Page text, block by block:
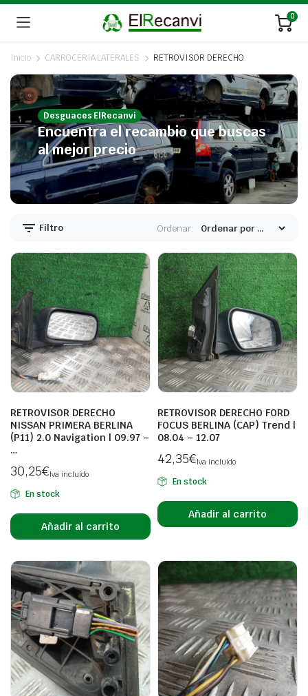
0
Inicio CARROCERIA LATERALES RETROVISOR DERECHO
Desguaces ElRecanvi
Encuentra el recambio que buscas
al mejor precio
Filtro Ordenar:
RETROVISOR DERECHO
NISSAN PRIMERA BERLINA
(P11) 2.0 Navigation | 09.97 –
…
30,25€Iva incluido
En stock
Añadir al carrito
RETROVISOR DERECHO FORD
FOCUS BERLINA (CAP) Trend |
08.04 – 12.07
42,35€Iva incluido
En stock
Añadir al carrito